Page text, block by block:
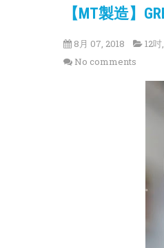
【MT製造】
8月 07, 2018 12吋,
No comments